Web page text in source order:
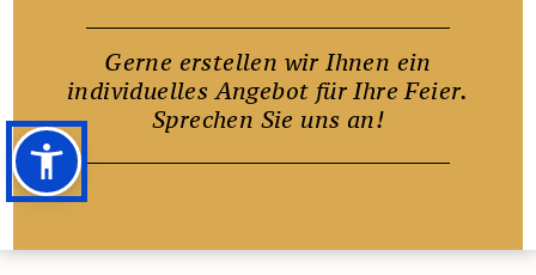
Gerne erstellen wir Ihnen ein
individuelles Angebot für Ihre Feier.
Sprechen Sie uns an!